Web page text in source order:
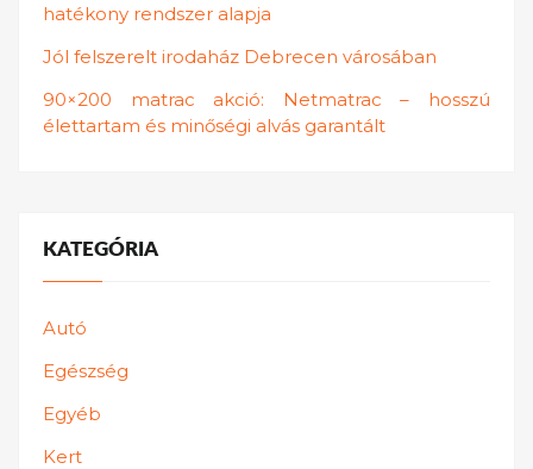
hatékony rendszer alapja
Jól felszerelt irodaház Debrecen városában
90×200 matrac akció: Netmatrac – hosszú
élettartam és minőségi alvás garantált
KATEGÓRIA
Autó
Egészség
Egyéb
Kert